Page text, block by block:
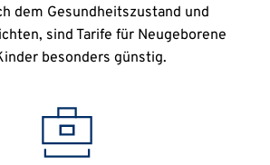
dem Gesundheitszustand und
sind Tarife für Neugeborene
besonders günstig.